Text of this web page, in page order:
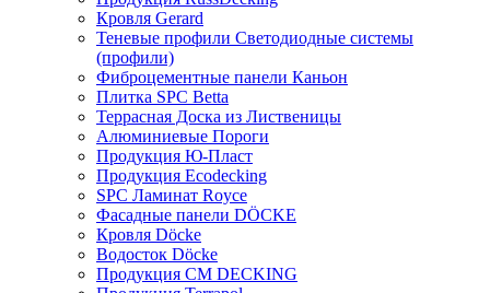
Кровля Gerard
Теневые профили Светодиодные системы
(профили)
Фиброцементные панели Каньон
Плитка SPC Betta
Террасная Доска из Лиственицы
Алюминиевые Пороги
Продукция Ю-Пласт
Продукция Ecodecking
SPC Ламинат Royce
Фасадные панели DÖCKE
Кровля Döcke
Водосток Döcke
Продукция CM DECKING